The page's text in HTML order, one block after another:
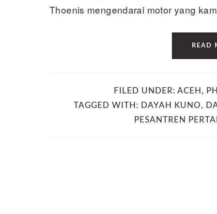
Thoenis mengendarai motor yang
READ
FILED UNDER: ACEH ,
TAGGED WITH: DAYAH KUNO,
PESANTREN